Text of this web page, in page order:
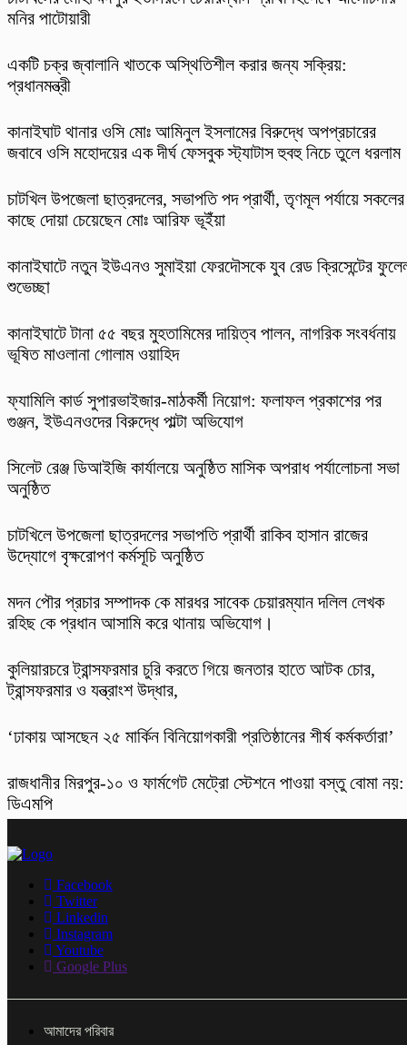
মনির পাটোয়ারী
একটি চক্র জ্বালানি খাতকে অস্থিতিশীল করার জন্য সক্রিয়:
প্রধানমন্ত্রী
কানাইঘাট থানার ওসি মোঃ আমিনুল ইসলামের বিরুদ্ধে অপপ্রচারের
জবাবে ওসি মহোদয়ের এক দীর্ঘ ফেসবুক স্ট্যাটাস হুবহু নিচে তুলে
চাটখিল উপজেলা ছাত্রদলের, সভাপতি পদ প্রার্থী, তৃণমূল পর্যায়ে সকলের
কাছে দোয়া চেয়েছেন মোঃ আরিফ ভূইঁয়া
কানাইঘাটে নতুন ইউএনও সুমাইয়া ফেরদৌসকে যুব রেড ক্রিসেন্টের
শুভেচ্ছা
কানাইঘাটে টানা ৫৫ বছর মুহতামিমের দায়িত্ব পালন, নাগরিক সংবর্ধনায়
ভূষিত মাওলানা গোলাম ওয়াহিদ
ফ্যামিলি কার্ড সুপারভাইজার-মাঠকর্মী নিয়োগ: ফলাফল প্রকাশের পর
গুঞ্জন, ইউএনওদের বিরুদ্ধে পাল্টা অভিযোগ
‎সিলেট রেঞ্জ ডিআইজি কার্যালয়ে অনুষ্ঠিত মাসিক অপরাধ পর্যালোচনা সভা
অনুষ্ঠিত
চাটখিলে উপজেলা ছাত্রদলের সভাপতি প্রার্থী রাকিব হাসান রাজের
উদ্যোগে বৃক্ষরোপণ কর্মসূচি অনুষ্ঠিত
মদন পৌর প্রচার সম্পাদক কে মারধর সাবেক চেয়ারম্যান দলিল লেখক
রহিছ কে প্রধান আসামি করে থানায় অভিযোগ।
কুলিয়ারচরে ট্রান্সফরমার চুরি করতে গিয়ে জনতার হাতে আটক চোর,
ট্রান্সফরমার ও যন্ত্রাংশ উদ্ধার,
‘ঢাকায় আসছেন ২৫ মার্কিন বিনিয়োগকারী প্রতিষ্ঠানের শীর্ষ কর্মকর্তারা’
রাজধানীর মিরপুর-১০ ও ফার্মগেট মেট্রো স্টেশনে পাওয়া বস্তু বোমা নয়:
ডিএমপি
Facebook
Twitter
Linkedin
Instagram
Youtube
Google Plus
আমাদের পরিবার